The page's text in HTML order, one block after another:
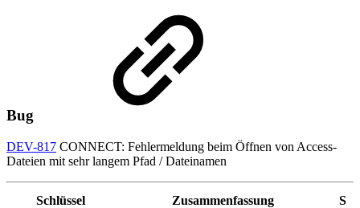
Bug
DEV-817 CONNECT: Fehlermeldung beim Öffnen von Access-
Dateien mit sehr langem Pfad / Dateinamen
Schlüssel Zusammenfassung S